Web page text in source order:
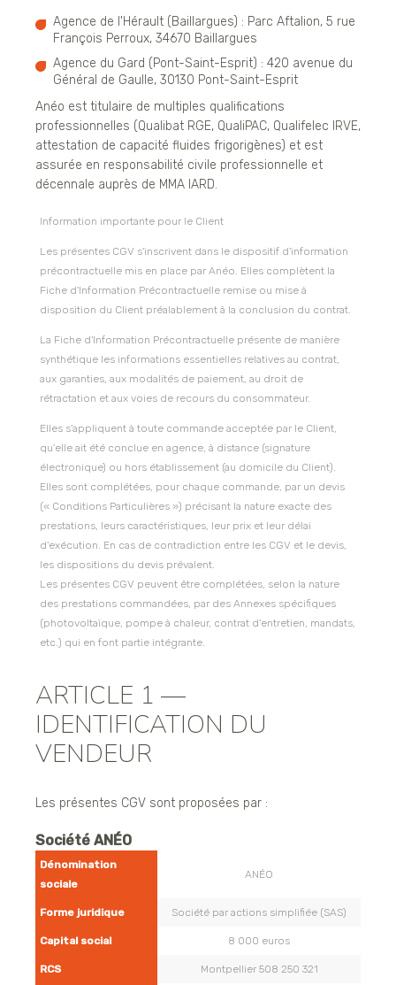
Agence de l'Hérault (Baillargues) : Parc Aftalion, 5 rue
François Perroux, 34670 Baillargues
Agence du Gard (Pont-Saint-Esprit) : 420 avenue du
Général de Gaulle, 30130 Pont-Saint-Esprit
Anéo est titulaire de multiples qualifications
professionnelles (Qualibat RGE, QualiPAC, Qualifelec IRVE,
attestation de capacité fluides frigorigènes) et est
assurée en responsabilité civile professionnelle et
décennale auprès de MMA IARD.
Information importante pour le Client
Les présentes CGV s'inscrivent dans le dispositif d'information
précontractuelle mis en place par Anéo. Elles complètent la
Fiche d'Information Précontractuelle remise ou mise à
disposition du Client préalablement à la conclusion du contrat.
La Fiche d'Information Précontractuelle présente de manière
synthétique les informations essentielles relatives au contrat,
aux garanties, aux modalités de paiement, au droit de
rétractation et aux voies de recours du consommateur.
Elles s'appliquent à toute commande acceptée par le Client,
qu'elle ait été conclue en agence, à distance (signature
électronique) ou hors établissement (au domicile du Client).
Elles sont complétées, pour chaque commande, par un devis
(« Conditions Particulières ») précisant la nature exacte des
prestations, leurs caractéristiques, leur prix et leur délai
d'exécution. En cas de contradiction entre les CGV et le devis,
les dispositions du devis prévalent.
Les présentes CGV peuvent être complétées, selon la nature
des prestations commandées, par des Annexes spécifiques
(photovoltaïque, pompe à chaleur, contrat d'entretien, mandats,
etc.) qui en font partie intégrante.
ARTICLE 1 —
IDENTIFICATION DU
VENDEUR
Les présentes CGV sont proposées par :
Société ANÉO
Dénomination
sociale
ANÉO
Forme juridique Société par actions simplifiée (SAS)
Capital social 8 000 euros
RCS Montpellier 508 250 321